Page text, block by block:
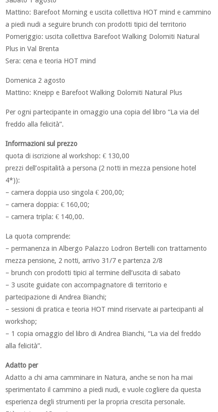
Mattino: Barefoot Morning e uscita collettiva HOT mind e cammino
a piedi nudi a seguire brunch con prodotti tipici del territorio
Pomeriggio: uscita collettiva Barefoot Walking Dolomiti Natural
Plus in Val Brenta
Sera: cena e teoria HOT mind
Domenica 2 agosto
Mattino: Kneipp e Barefoot Walking Dolomiti Natural Plus
Per ogni partecipante in omaggio una copia del libro “La via del
freddo alla felicità”.
Informazioni sul prezzo
quota di iscrizione al workshop: € 130,00
prezzi dell’ospitalità a persona (2 notti in mezza pensione hotel
4*)):
– camera doppia uso singola € 200,00;
– camera doppia: € 160,00;
– camera tripla: € 140,00.
La quota comprende:
– permanenza in Albergo Palazzo Lodron Bertelli con trattamento
mezza pensione, 2 notti, arrivo 31/7 e partenza 2/8
– brunch con prodotti tipici al termine dell’uscita di sabato
– 3 uscite guidate con accompagnatore di territorio e
partecipazione di Andrea Bianchi;
– sessioni di pratica e teoria HOT mind riservate ai partecipanti al
workshop;
– 1 copia omaggio del libro di Andrea Bianchi, “La via del freddo
alla felicità”.
Adatto per
Adatto a chi ama camminare in Natura, anche se non ha mai
sperimentato il cammino a piedi nudi, e vuole cogliere da questa
esperienza degli strumenti per la propria crescita personale.